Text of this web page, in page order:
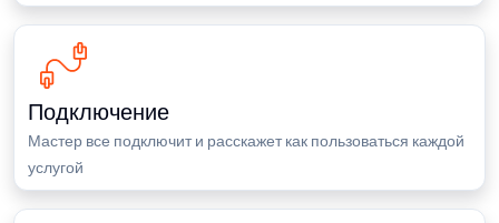
Подключение
Мастер все подключит и расскажет как пользоваться каждой
услугой